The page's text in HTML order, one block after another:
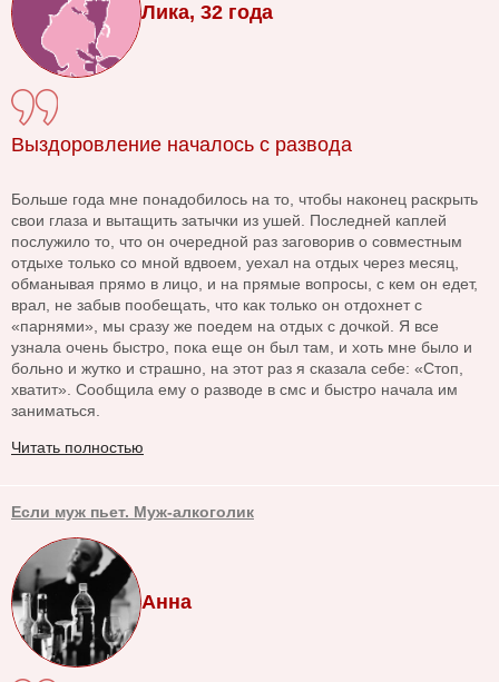
Лика, 32 года
Выздоровление началось с развода
Больше года мне понадобилось на то, чтобы наконец раскрыть
свои глаза и вытащить затычки из ушей. Последней каплей
послужило то, что он очередной раз заговорив о совместным
отдыхе только со мной вдвоем, уехал на отдых через месяц,
обманывая прямо в лицо, и на прямые вопросы, с кем он едет,
врал, не забыв пообещать, что как только он отдохнет с
«парнями», мы сразу же поедем на отдых с дочкой. Я все
узнала очень быстро, пока еще он был там, и хоть мне было и
больно и жутко и страшно, на этот раз я сказала себе: «Стоп,
хватит». Сообщила ему о разводе в смс и быстро начала им
заниматься.
Читать полностью
Если муж пьет. Муж-алкоголик
Анна